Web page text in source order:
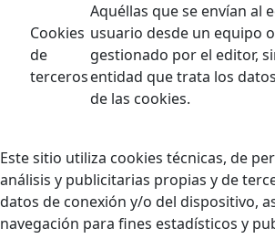
Cookies
de
terceros
Aquéllas que se envían al
usuario desde un equipo
gestionado por el editor,
entidad que trata los
de las cookies.
Este sitio utiliza cookies técnicas, de
análisis y publicitarias propias y de
datos de conexión y/o del dispositivo,
navegación para fines estadísticos y